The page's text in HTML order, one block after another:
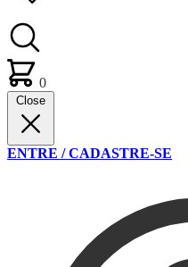
0
Close
ENTRE / CADASTRE-SE